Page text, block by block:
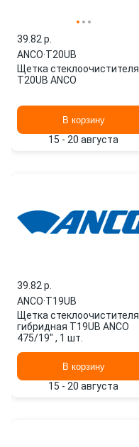
39.82 p.
ANCO·T20UB
Щетка стеклоочистителя
T20UB ANCO
В корзину
15 - 20 августа
39.82 p.
ANCO·T19UB
Щетка стеклоочистителя
гибридная T19UB ANCO
475/19" , 1 шт.
В корзину
15 - 20 августа